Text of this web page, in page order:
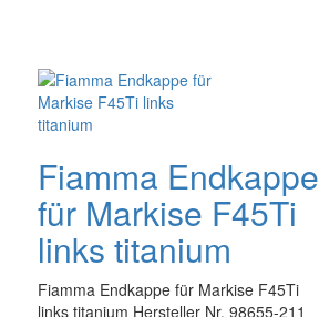
Fiamma Endkappe
für Markise F45Ti
links titanium
Fiamma Endkappe für Markise F45Ti
links titanium Hersteller Nr. 98655-211